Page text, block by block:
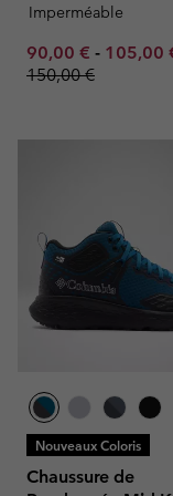
Imperméable
Minimum sale
90,00 € - 105,00
150,00 €
Nouveaux Coloris
Chaussure de